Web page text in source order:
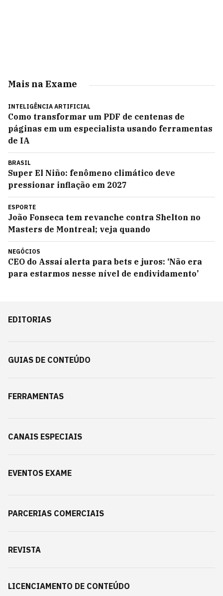
Mais na Exame
INTELIGÊNCIA ARTIFICIAL
Como transformar um PDF de centenas de
páginas em um especialista usando ferramentas
de IA
BRASIL
Super El Niño: fenômeno climático deve
pressionar inflação em 2027
ESPORTE
João Fonseca tem revanche contra Shelton no
Masters de Montreal; veja quando
NEGÓCIOS
CEO do Assaí alerta para bets e juros: ‘Não era
para estarmos nesse nível de endividamento’
EDITORIAS
GUIAS DE CONTEÚDO
FERRAMENTAS
CANAIS ESPECIAIS
EVENTOS EXAME
PARCERIAS COMERCIAIS
REVISTA
LICENCIAMENTO DE CONTEÚDO